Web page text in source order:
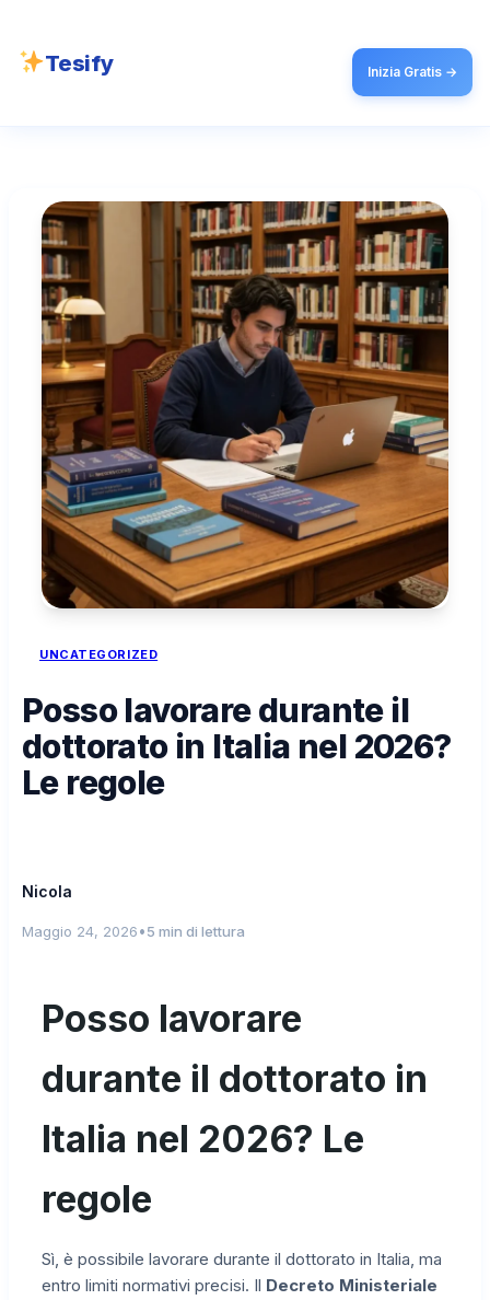
Tesify Inizia Gratis →
UNCATEGORIZED
Posso lavorare durante il
dottorato in Italia nel 2026?
Le regole
Nicola
Maggio 24, 2026•5 min di lettura
Posso lavorare
durante il dottorato in
Italia nel 2026? Le
regole
Sì, è possibile lavorare durante il dottorato in Italia, ma
entro limiti normativi precisi. Il Decreto Ministeriale